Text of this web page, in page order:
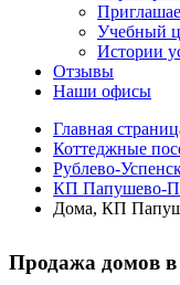
Учебный
Истории
Отзывы
Наши офисы
Главная
Коттеджные
Рублево-
КП Папушево-
Дома, КП
Продажа домов